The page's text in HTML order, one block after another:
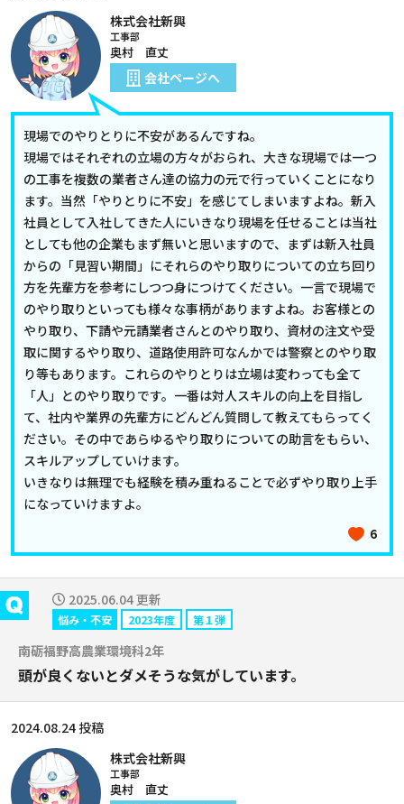
株式会社新興
工事部
奥村 直丈
会社ページへ
現場でのやりとりに不安があるんですね。
現場ではそれぞれの立場の方々がおられ、大きな現場では一つ
の工事を複数の業者さん達の協力の元で行っていくことになり
ます。当然「やりとりに不安」を感じてしまいますよね。新入
社員として入社してきた人にいきなり現場を任せることは当社
としても他の企業もまず無いと思いますので、まずは新入社員
からの「見習い期間」にそれらのやり取りについての立ち回り
方を先輩方を参考にしつつ身につけてください。一言で現場で
のやり取りといっても様々な事柄がありますよね。お客様との
やり取り、下請や元請業者さんとのやり取り、資材の注文や受
取に関するやり取り、道路使用許可なんかでは警察とのやり取
り等もあります。これらのやりとりは立場は変わっても全て
「人」とのやり取りです。一番は対人スキルの向上を目指し
て、社内や業界の先輩方にどんどん質問して教えてもらってく
ださい。その中であらゆるやり取りについての助言をもらい、
スキルアップしていけます。
いきなりは無理でも経験を積み重ねることで必ずやり取り上手
になっていけますよ。
6
2025.06.04 更新
悩み・不安 2023年度 第１弾
南砺福野高農業環境科2年
頭が良くないとダメそうな気がしています。
2024.08.24 投稿
株式会社新興
工事部
奥村 直丈